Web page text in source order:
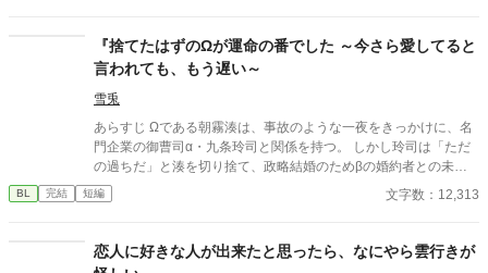
『捨てたはずのΩが運命の番でした ～今さら愛してると
言われても、もう遅い～
雪兎
あらすじ Ωである朝霧湊は、事故のような一夜をきっかけに、名
門企業の御曹司α・九条玲司と関係を持つ。 しかし玲司は「ただ
の過ちだ」と湊を切り捨て、政略結婚のためβの婚約者との未来
を選んだ。 深く傷ついた湊は、彼の前から姿を消す。 数か月後―
―。 湊の身体は、これまで誰も知らなかった希少な『遅咲きΩ』
たと知る。 「戻ってきてくれ」 今さら必死に追いかけてくる玲
司。 だが湊の隣には、自分を支え続けてくれた医師のα・神崎伊
BL 完結 短編 文字数：12,313
恋人に好きな人が出来たと思ったら、なにやら雲行きが